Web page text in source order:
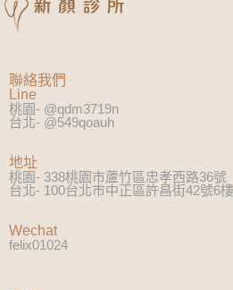
聯絡我們
Line
桃園- @qdm3719n
台北- @549qoauh
地址
桃園- 338桃園市蘆竹區忠孝西路36號
台北- 100台北市中正區許昌街42號6樓
Wechat
felix01024